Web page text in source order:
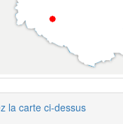
la carte ci-dessus